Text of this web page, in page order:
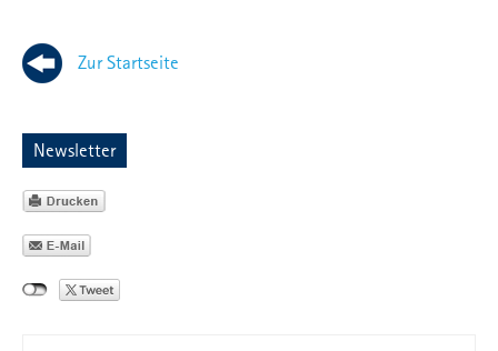
Zur Startseite
Newsletter